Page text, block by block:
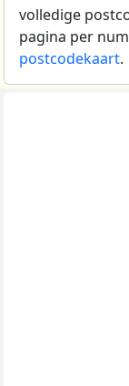
volledige
pagina per
postcodekaart.